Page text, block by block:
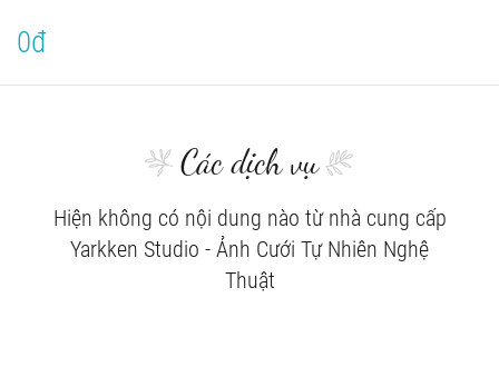
0đ
Các dịch vụ
Hiện không có nội dung nào từ nhà cung cấp
Yarkken Studio - Ảnh Cưới Tự Nhiên Nghệ
Thuật